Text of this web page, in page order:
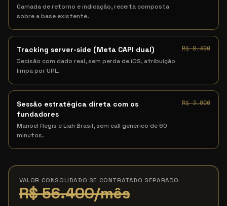
Camada de retorno e indicação, receita composta
sobre a base existente.
Tracking server-side (Meta CAPI dual)
Decisão com dado real, sem perda de iOS, atribuição
limpa por URL.
R$ 8.400
Sessão estratégica direta com os
fundadores
Manoel Regis e Liah Brasil, sem call genérico de 60
minutos.
R$ 3.000
VALOR CONSOLIDADO SE CONTRATADO SEPARADO
R$ 56.400/mês